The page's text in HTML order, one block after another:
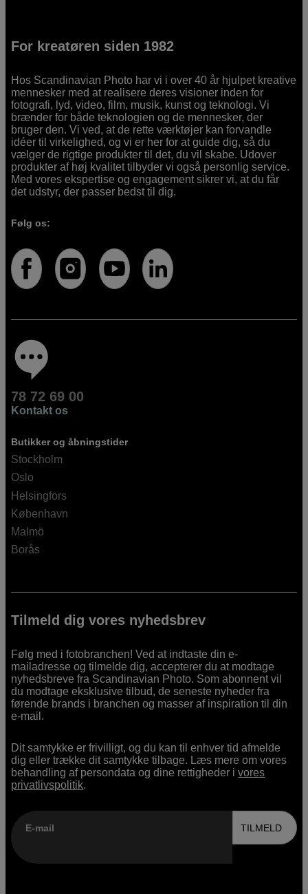
For kreatøren siden 1982
Hos Scandinavian Photo har vi i over 40 år hjulpet kreative
mennesker med at realisere deres visioner inden for
fotografi, lyd, video, film, musik, kunst og teknologi. Vi
brænder for både teknologien og de mennesker, der
bruger den. Vi ved, at de rette værktøjer kan forvandle
idéer til virkelighed, og vi er her for at guide dig, så du
vælger de rigtige produkter til det, du vil skabe. Udover
produkter af høj kvalitet tilbyder vi også personlig service.
Med vores ekspertise og engagement sikrer vi, at du får
det udstyr, der passer bedst til dig.
Følg os:
78 72 69 00
Kontakt os
Butikker og åbningstider
Stockholm
Oslo
Helsingfors
København
Malmö
Borås
Tilmeld dig vores nyhedsbrev
Følg med i fotobranchen! Ved at indtaste din e-
mailadresse og tilmelde dig, accepterer du at modtage
nyhedsbreve fra Scandinavian Photo. Som abonnent vil
du modtage eksklusive tilbud, de seneste nyheder fra
førende brands i branchen og masser af inspiration til din
e-mail.
Dit samtykke er frivilligt, og du kan til enhver tid afmelde
dig eller trække dit samtykke tilbage. Læs mere om vores
behandling af persondata og dine rettigheder ivores
privatlivspolitik.
E-mail TILMELD